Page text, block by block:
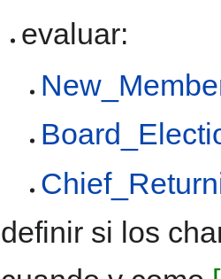
evaluar:
definir si los